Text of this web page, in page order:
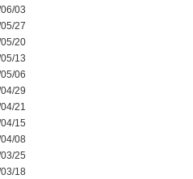
03
27
20
13
06
29
21
15
08
25
18